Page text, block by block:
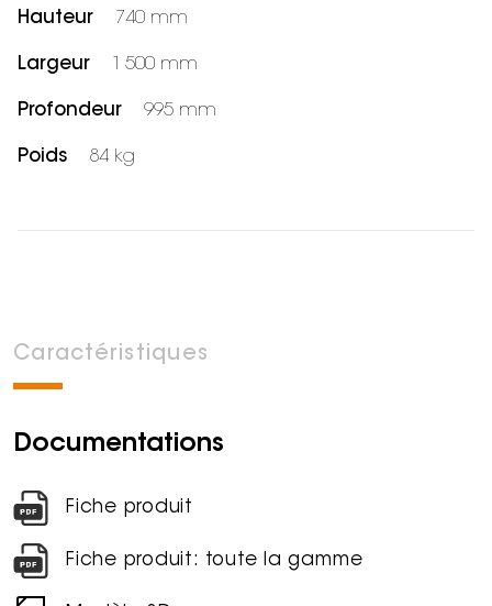
Hauteur 740 mm
Largeur 1 500 mm
Profondeur 995 mm
Poids 84 kg
Caractéristiques
Documentations
Fiche produit
Fiche produit: toute la gamme